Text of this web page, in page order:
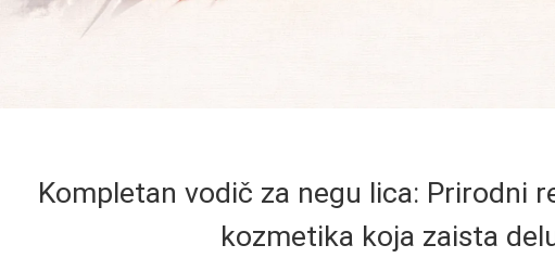
Kompletan vodič za negu lica: Prirodni
kozmetika koja zaista